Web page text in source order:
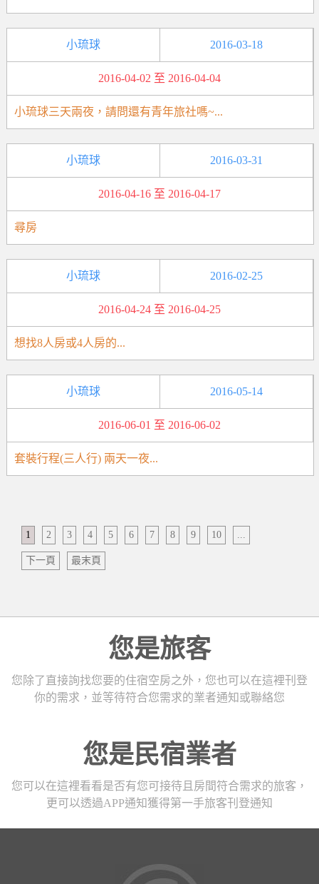
小琉球 2016-03-18
2016-04-02 至 2016-04-04
小琉球三天兩夜，請問還有青年旅社嗎~...
小琉球 2016-03-31
2016-04-16 至 2016-04-17
尋房
小琉球 2016-02-25
2016-04-24 至 2016-04-25
想找8人房或4人房的...
小琉球 2016-05-14
2016-06-01 至 2016-06-02
套裝行程(三人行) 兩天一夜...
1 2 3 4 5 6 7 8 9 10 ...
下一頁 最末頁
您是旅客
您除了直接詢找您要的住宿空房之外，您也可以在這裡刊登
你的需求，並等待符合您需求的業者通知或聯絡您
您是民宿業者
您可以在這裡看看是否有您可接待且房間符合需求的旅客，
更可以透過APP通知獲得第一手旅客刊登通知